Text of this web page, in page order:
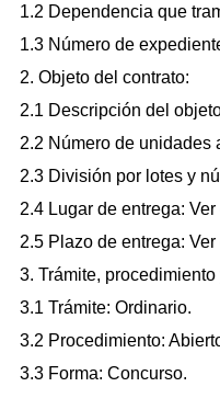
1.2 Dependencia que
1.3 Número de
2. Objeto del contrato:
2.1 Descripción del
2.2 Número de unidades
2.3 División por lotes y
2.4 Lugar de entrega:
2.5 Plazo de entrega:
3. Trámite,
3.1 Trámite: Ordinario.
3.2 Procedimiento:
3.3 Forma: Concurso.